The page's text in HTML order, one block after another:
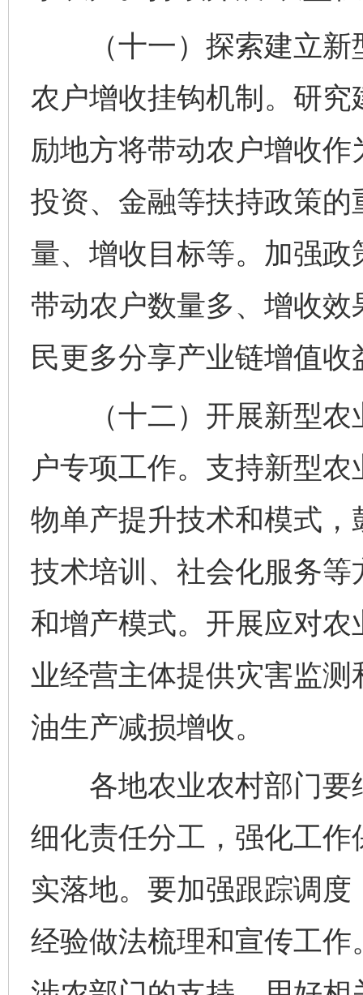
（十一）探索建立新
农户增收挂钩机制。研
励地方将带动农户增收
投资、金融等扶持政策
量、增收目标等。加强
带动农户数量多、增收
民更多分享产业链增值收
（十二）开展新型农
户专项工作。支持新型
物单产提升技术和模式
技术培训、社会化服务
和增产模式。开展应对
业经营主体提供灾害监
油生产减损增收。
各地农业农村部门要
细化责任分工，强化工
实落地。要加强跟踪调
经验做法梳理和宣传工
完善运行机制助力责任有效落实